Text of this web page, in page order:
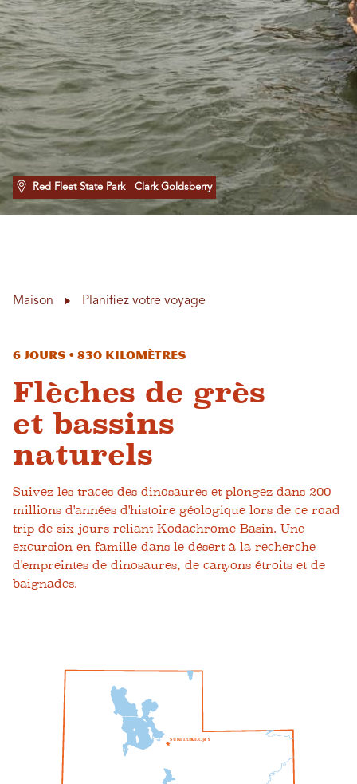
Red Fleet State Park Clark Goldsberry
Maison Planifiez votre voyage
6 jours • 830 kilomètres
Flèches de grès
et bassins
naturels
Suivez les traces des dinosaures et plongez dans 200
millions d'années d'histoire géologique lors de ce road
trip de six jours reliant Kodachrome Basin. Une
excursion en famille dans le désert à la recherche
d'empreintes de dinosaures, de canyons étroits et de
baignades.
SUN
LTLUN
KECjeTY